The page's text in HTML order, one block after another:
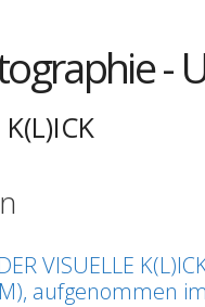
-
VISUELLE
aufgenommen